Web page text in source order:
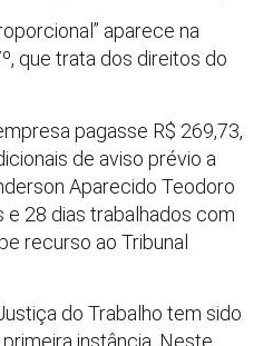
aparece na
que trata dos direitos do
pagasse R$ 269,73,
de aviso prévio a
Aparecido Teodoro
28 dias trabalhados com
recurso ao Tribunal
do Trabalho tem sido
instância. Neste